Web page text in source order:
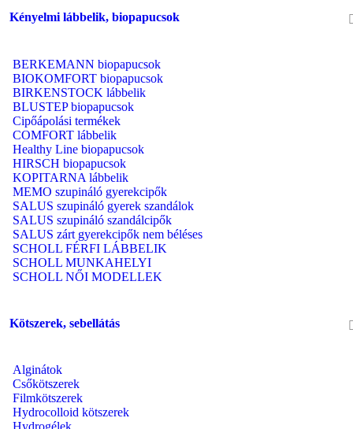
Kényelmi lábbelik, biopapucsok
BERKEMANN biopapucsok
BIOKOMFORT biopapucsok
BIRKENSTOCK lábbelik
BLUSTEP biopapucsok
Cipőápolási termékek
COMFORT lábbelik
Healthy Line biopapucsok
HIRSCH biopapucsok
KOPITARNA lábbelik
MEMO szupináló gyerekcipők
SALUS szupináló gyerek szandálok
SALUS szupináló szandálcipők
SALUS zárt gyerekcipők nem béléses
SCHOLL FÉRFI LÁBBELIK
SCHOLL MUNKAHELYI
SCHOLL NŐI MODELLEK
Kötszerek, sebellátás
Alginátok
Csőkötszerek
Filmkötszerek
Hydrocolloid kötszerek